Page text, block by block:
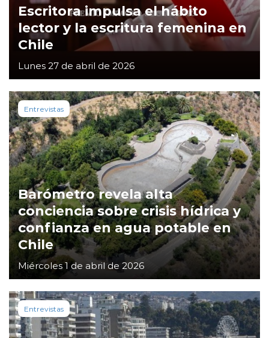
Escritora impulsa el hábito
lector y la escritura femenina en
Chile
Lunes 27 de abril de 2026
Entrevistas
Barómetro revela alta
conciencia sobre crisis hídrica y
confianza en agua potable en
Chile
Miércoles 1 de abril de 2026
Entrevistas